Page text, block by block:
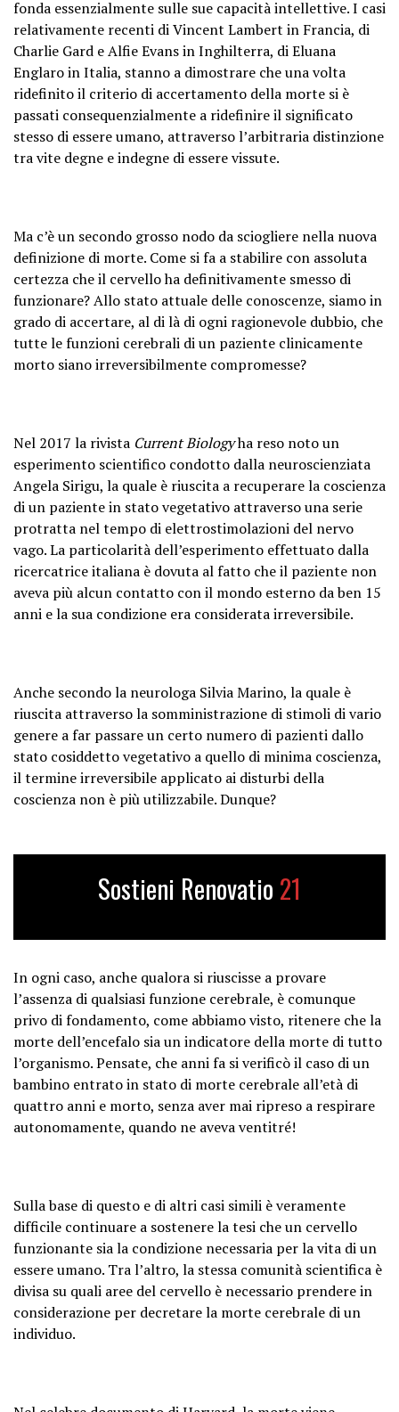
fonda essenzialmente sulle sue capacità intellettive. I casi
relativamente recenti di Vincent Lambert in Francia, di
Charlie Gard e Alfie Evans in Inghilterra, di Eluana
Englaro in Italia, stanno a dimostrare che una volta
ridefinito il criterio di accertamento della morte si è
passati consequenzialmente a ridefinire il significato
stesso di essere umano, attraverso l’arbitraria distinzione
tra vite degne e indegne di essere vissute.
Ma c’è un secondo grosso nodo da sciogliere nella nuova
definizione di morte. Come si fa a stabilire con assoluta
certezza che il cervello ha definitivamente smesso di
funzionare? Allo stato attuale delle conoscenze, siamo in
grado di accertare, al di là di ogni ragionevole dubbio, che
tutte le funzioni cerebrali di un paziente clinicamente
morto siano irreversibilmente compromesse?
Nel 2017 la rivista Current Biologyha reso noto un
esperimento scientifico condotto dalla neuroscienziata
Angela Sirigu, la quale è riuscita a recuperare la coscienza
di un paziente in stato vegetativo attraverso una serie
protratta nel tempo di elettrostimolazioni del nervo
vago. La particolarità dell’esperimento effettuato dalla
ricercatrice italiana è dovuta al fatto che il paziente non
aveva più alcun contatto con il mondo esterno da ben 15
anni e la sua condizione era considerata irreversibile.
Anche secondo la neurologa Silvia Marino, la quale è
riuscita attraverso la somministrazione di stimoli di vario
genere a far passare un certo numero di pazienti dallo
stato cosiddetto vegetativo a quello di minima coscienza,
il termine irreversibile applicato ai disturbi della
coscienza non è più utilizzabile. Dunque?
Sostieni Renovatio 21
In ogni caso, anche qualora si riuscisse a provare
l’assenza di qualsiasi funzione cerebrale, è comunque
privo di fondamento, come abbiamo visto, ritenere che la
morte dell’encefalo sia un indicatore della morte di tutto
l’organismo. Pensate, che anni fa si verificò il caso di un
bambino entrato in stato di morte cerebrale all’età di
quattro anni e morto, senza aver mai ripreso a respirare
autonomamente, quando ne aveva ventitré!
Sulla base di questo e di altri casi simili è veramente
difficile continuare a sostenere la tesi che un cervello
funzionante sia la condizione necessaria per la vita di un
essere umano. Tra l’altro, la stessa comunità scientifica è
divisa su quali aree del cervello è necessario prendere in
considerazione per decretare la morte cerebrale di un
individuo.